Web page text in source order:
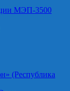
МЭП-3500
(Республика